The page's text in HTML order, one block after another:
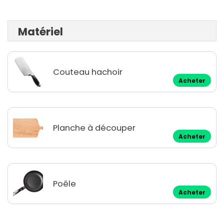
Matériel
Couteau hachoir
Acheter
Planche à découper
Acheter
Poêle
Acheter